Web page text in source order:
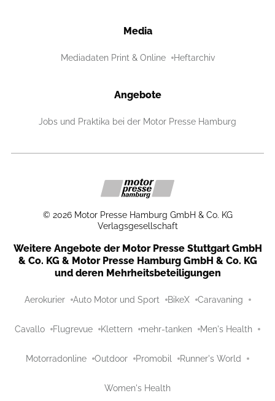
Media
Mediadaten Print & Online Heftarchiv
Angebote
Jobs und Praktika bei der Motor Presse Hamburg
© 2026 Motor Presse Hamburg GmbH & Co. KG
Verlagsgesellschaft
Weitere Angebote der Motor Presse Stuttgart GmbH
& Co. KG & Motor Presse Hamburg GmbH & Co. KG
und deren Mehrheitsbeteiligungen
Aerokurier Auto Motor und Sport BikeX Caravaning
Cavallo Flugrevue Klettern mehr-tanken Men's Health
Motorradonline Outdoor Promobil Runner's World
Women's Health